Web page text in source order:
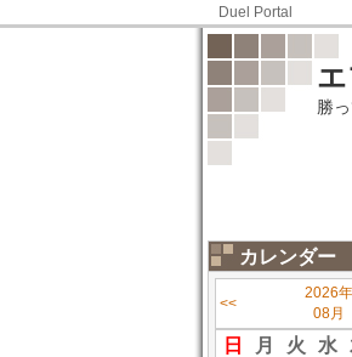
Duel Portal
勝
カレンダー
<<
2026年
08月
日 月 火 水